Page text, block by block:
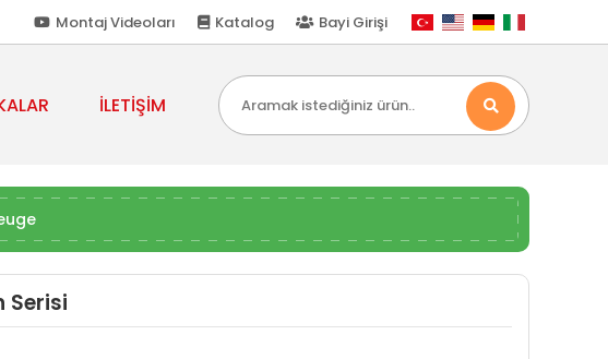
Montaj Videoları Katalog Bayi Girişi
İLETİŞİM
Serisi